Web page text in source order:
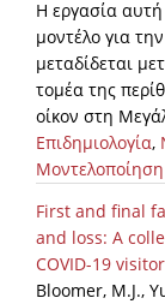
Η εργασία αυτή
μοντέλο για
μεταδίδεται
τομέα της
οίκον στη
Επιδημιολογία,
First and final
and loss: A
COVID-19
Bloomer, M.J.,